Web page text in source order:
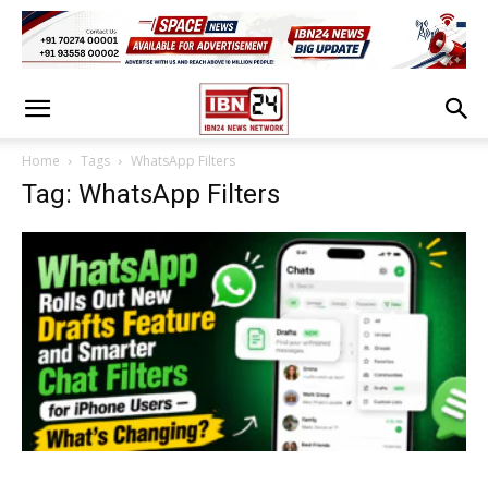
Home Tags WhatsApp Filters
Tag: WhatsApp Filters